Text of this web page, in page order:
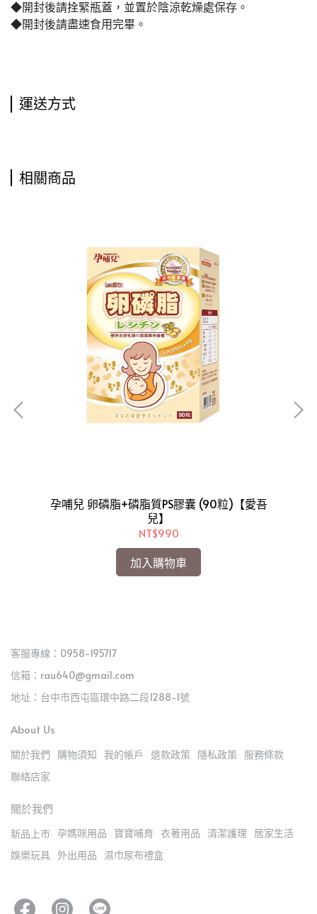
◆開封後請拴緊瓶蓋，並置於陰涼乾燥處保存。
◆開封後請盡速食用完畢。
運送方式
相關商品
孕哺兒 卵磷脂+磷脂質PS膠囊 (90粒)【愛吾
兒】
NT$990
加入購物車
客服專線：0958-195717
信箱：rau640@gmail.com
地址：台中市西屯區環中路二段1288-1號
About Us
關於我們 購物須知 我的帳戶 退款政策 隱私政策 服務條款
聯絡店家
關於我們
新品上市 孕媽咪用品 寶寶哺育 衣著用品 清潔護理
居家生活
娛樂玩具 外出用品 濕巾尿布禮盒